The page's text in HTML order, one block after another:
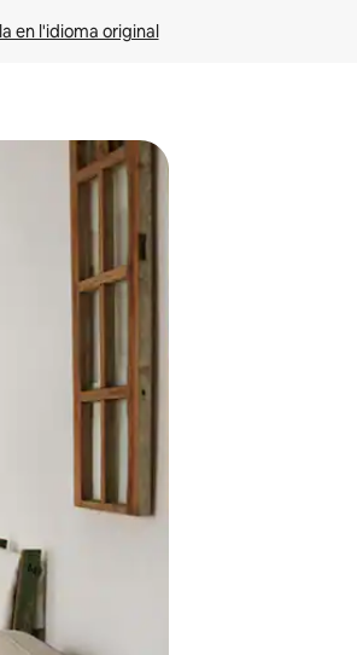
en l'idioma original
fent un toc a la pantalla o fent-hi lliscar el